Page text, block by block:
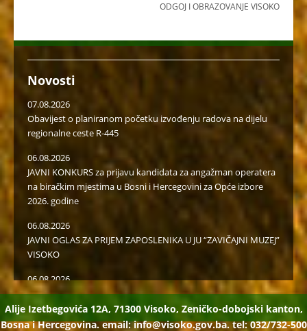
ODGOJ I OBRAZOVANJE VISOKO
Novosti
07.08.2026
Obavijest o planiranom početku izvođenju radova na dijelu
regionalne ceste R-445
06.08.2026
JAVNI KONKURS za prijavu kandidata za angažman operatera
na biračkim mjestima u Bosni i Hercegovini za Opće izbore
2026. godine
06.08.2026
JAVNI OGLAS ZA PRIJEM ZAPOSLENIKA U JU “ZAVIČAJNI MUZEJ”
VISOKO
06.08.2026
Javni poziv za popunu rezervne liste radi učešća u radu u
birački odborima na općim izborima 2026. godine
Alije Izetbegovića 12A, 71300 Visoko, Zeničko-dobojski kanton,
Bosna i Hercegovina. email:info@visoko.gov.ba.tel: 032/732-500